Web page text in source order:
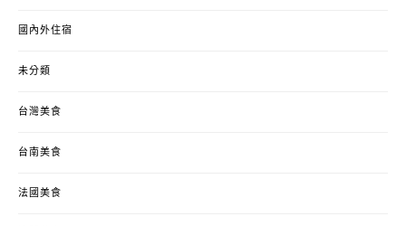
國內外住宿
未分類
台灣美食
台南美食
法國美食